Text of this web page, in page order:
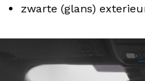
zwarte (glans)